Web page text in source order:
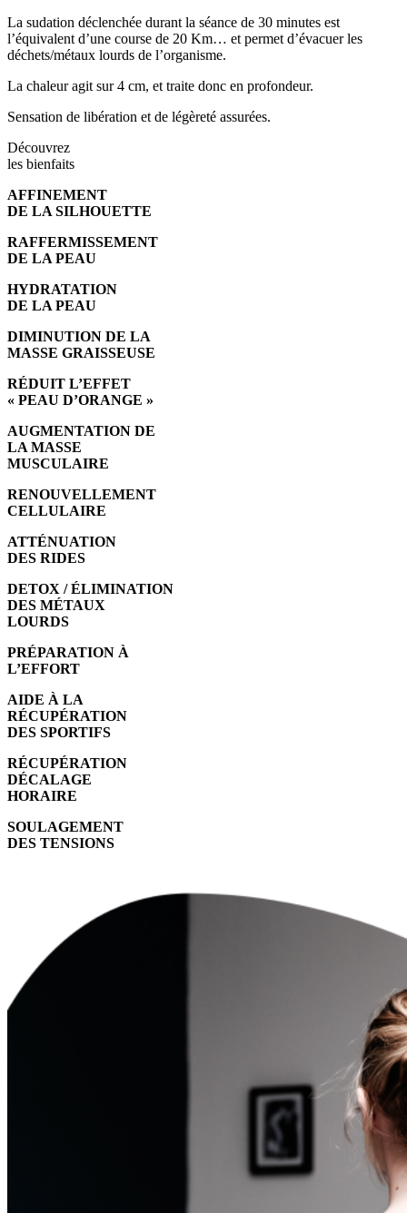
La sudation déclenchée durant la séance de 30 minutes est
l’équivalent d’une course de 20 Km… et permet d’évacuer les
déchets/métaux lourds de l’organisme.
La chaleur agit sur 4 cm, et traite donc en profondeur.
Sensation de libération et de légèreté assurées.
Découvrez
les bienfaits
AFFINEMENT
DE LA SILHOUETTE
RAFFERMISSEMENT
DE LA PEAU
HYDRATATION
DE LA PEAU
DIMINUTION DE LA
MASSE GRAISSEUSE
RÉDUIT L’EFFET
« PEAU D’ORANGE »
AUGMENTATION DE
LA MASSE
MUSCULAIRE
RENOUVELLEMENT
CELLULAIRE
ATTÉNUATION
DES RIDES
DETOX / ÉLIMINATION
DES MÉTAUX
LOURDS
PRÉPARATION À
L’EFFORT
AIDE À LA
RÉCUPÉRATION
DES SPORTIFS
RÉCUPÉRATION
DÉCALAGE
HORAIRE
SOULAGEMENT
DES TENSIONS